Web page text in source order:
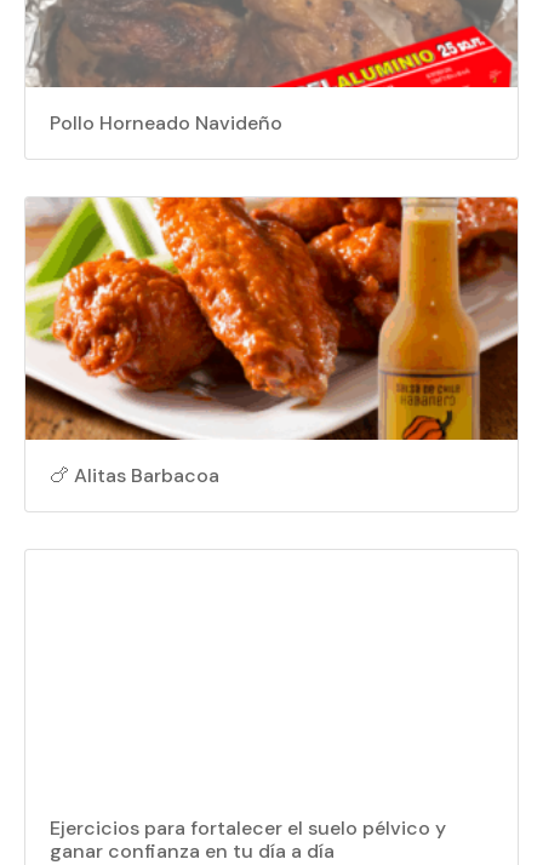
Pollo Horneado Navideño
🍗 Alitas Barbacoa
Ejercicios para fortalecer el suelo pélvico y
ganar confianza en tu día a día